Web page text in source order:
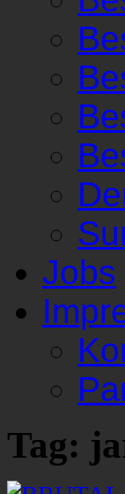
Jobs
Tag: